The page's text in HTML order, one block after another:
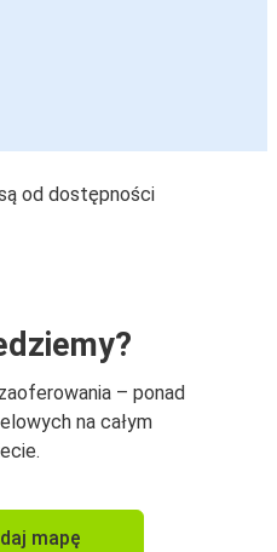
od dostępności
– ponad
na całym
mapę